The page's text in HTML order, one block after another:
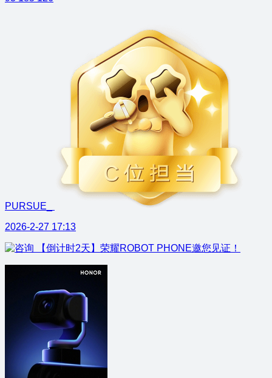
PURSUE_
2026-2-27 17:13
【倒计时2天】荣耀ROBOT PHONE邀您见证！